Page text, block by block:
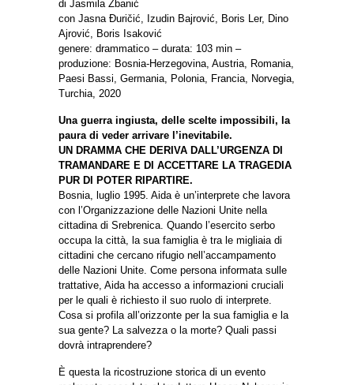
di Jasmila Žbanić
con Jasna Đuričić, Izudin Bajrović, Boris Ler, Dino
Ajrović, Boris Isaković
genere: drammatico – durata: 103 min –
produzione: Bosnia-Herzegovina, Austria, Romania,
Paesi Bassi, Germania, Polonia, Francia, Norvegia,
Turchia, 2020
Una guerra ingiusta, delle scelte impossibili, la
paura di veder arrivare l’inevitabile.
UN DRAMMA CHE DERIVA DALL’URGENZA DI
TRAMANDARE E DI ACCETTARE LA TRAGEDIA
PUR DI POTER RIPARTIRE.
Bosnia, luglio 1995. Aida è un’interprete che lavora
con l’Organizzazione delle Nazioni Unite nella
cittadina di Srebrenica. Quando l’esercito serbo
occupa la città, la sua famiglia è tra le migliaia di
cittadini che cercano rifugio nell’accampamento
delle Nazioni Unite. Come persona informata sulle
trattative, Aida ha accesso a informazioni cruciali
per le quali è richiesto il suo ruolo di interprete.
Cosa si profila all’orizzonte per la sua famiglia e la
sua gente? La salvezza o la morte? Quali passi
dovrà intraprendere?
È questa la ricostruzione storica di un evento